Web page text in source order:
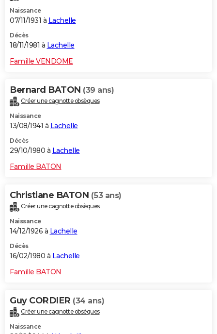
Naissance
07/11/1931 à Lachelle
Décès
18/11/1981 à Lachelle
Famille VENDOME
Bernard BATON (39 ans)
Créer une cagnotte obsèques
Naissance
13/08/1941 à Lachelle
Décès
29/10/1980 à Lachelle
Famille BATON
Christiane BATON (53 ans)
Créer une cagnotte obsèques
Naissance
14/12/1926 à Lachelle
Décès
16/02/1980 à Lachelle
Famille BATON
Guy CORDIER (34 ans)
Créer une cagnotte obsèques
Naissance